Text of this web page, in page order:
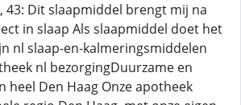
43: Dit slaapmiddel brengt mij na
in slaap Als slaapmiddel doet het
nl slaap-en-kalmeringsmiddelen
nl bezorgingDuurzame en
heel Den Haag Onze apotheek